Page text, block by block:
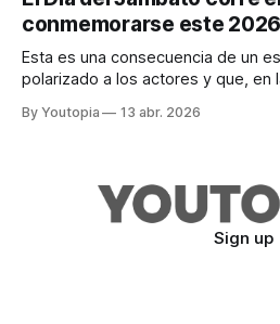
conmemorarse este 2026
Esta es una consecuencia de un
polarizado a los actores y que, en
By Youtopia 13 abr. 2026
Sign up